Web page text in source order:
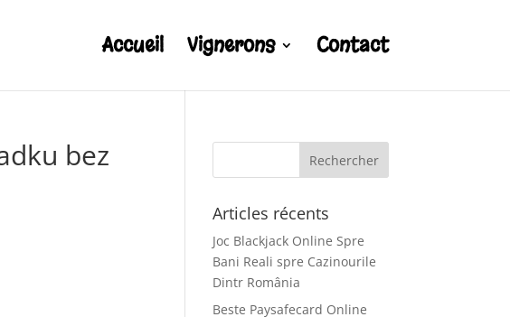
Accueil Vignerons Contact
bez
Articles récents
Joc Blackjack Online Spre
Bani Reali spre Cazinourile
Dintr România
Beste Paysafecard Online